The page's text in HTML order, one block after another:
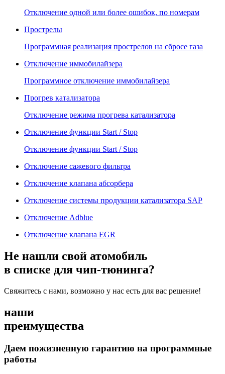
Отключение одной или более ошибок, по номерам
Прострелы
Программная реализация прострелов на сбросе газа
Отключение иммобилайзера
Программное отключение иммобилайзера
Прогрев катализатора
Отключение режима прогрева катализатора
Отключение функции Start / Stop
Отключение функции Start / Stop
Отключение сажевого фильтра
Отключение клапана абсорбера
Отключение системы продукции катализатора SAP
Отключение Adblue
Отключение клапана EGR
Не нашли свой атомобиль
в списке для чип-тюнинга?
Свяжитесь с нами, возможно у нас есть для вас решение!
наши
преимущества
Даем пожизненную гарантию на программные
работы